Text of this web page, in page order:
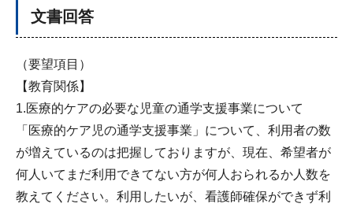
文書回答
（要望項目）
【教育関係】
1.医療的ケアの必要な児童の通学支援事業について
「医療的ケア児の通学支援事業」について、利用者の数
が増えているのは把握しておりますが、現在、希望者が
何人いてまだ利用できてない方が何人おられるか人数を
教えてください。利用したいが、看護師確保ができず利